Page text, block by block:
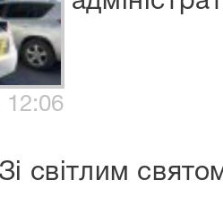
12:06
Зі світлим